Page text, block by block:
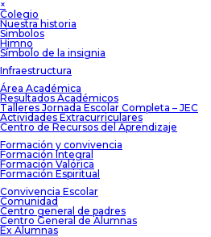
×
Colegio
Nuestra historia
Simbolos
Himno
Símbolo de la insignia
Infraestructura
Área Académica
Resultados Académicos
Talleres Jornada Escolar Completa – JEC
Actividades Extracurriculares
Centro de Recursos del Aprendizaje
Formación y convivencia
Formación Integral
Formación Valórica
Formación Espiritual
Convivencia Escolar
Comunidad
Centro general de padres
Centro General de Alumnas
Ex Alumnas